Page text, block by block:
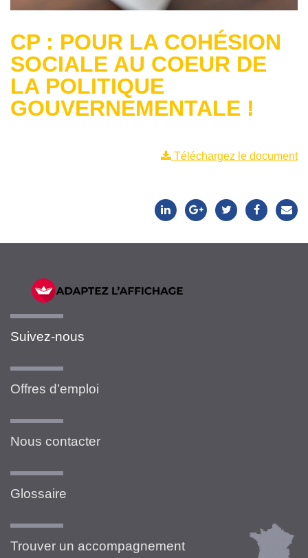
CP : POUR LA COHÉSION
SOCIALE AU COEUR DE
LA POLITIQUE
GOUVERNEMENTALE !
Téléchargez le document
Suivez-nous
Offres d’emploi
Nous contacter
Glossaire
Trouver un accompagnement